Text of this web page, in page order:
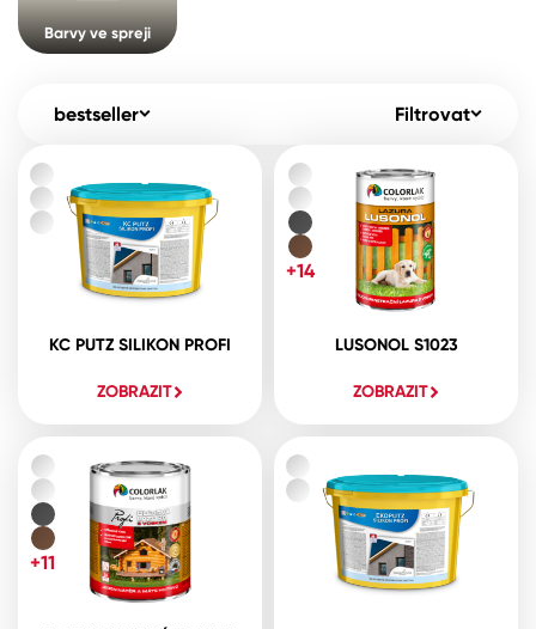
Pro akcionáře
Kontakty
Worldwide
Spreje
Ředidla, tužidla, čističe, technické
Barvy ve spreji
bestseller Filtrovat
KC PUTZ SILIKON PROFI
ZOBRAZIT
LUSONOL S1023
ZOBRAZIT
+14
+11